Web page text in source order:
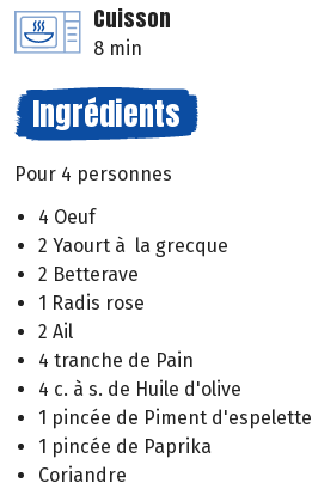
Cuisson
8 min
Ingrédients
Pour 4 personnes
4 Oeuf
2 Yaourt à la grecque
2 Betterave
1 Radis rose
2 Ail
4 tranche de Pain
4 c. à s. de Huile d'olive
1 pincée de Piment d'espelette
1 pincée de Paprika
Coriandre